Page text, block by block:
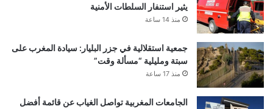
يثير استنفار السلطات الأمنية
منذ 14 ساعة
جمعية استقلالية في جزر البليار: سيادة المغرب على
سبتة ومليلية “مسألة وقت”
منذ 17 ساعة
الجامعات المغربية تواصل الغياب عن قائمة أفضل